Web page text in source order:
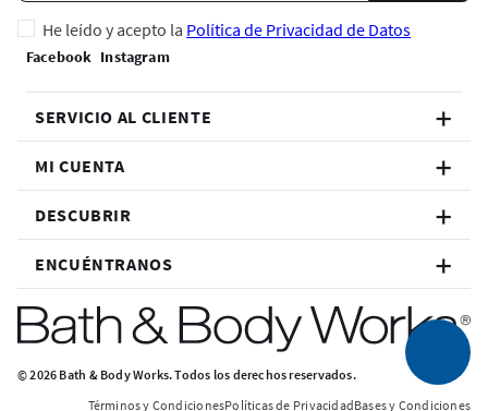
He leído y acepto la Política de Privacidad de Datos
SERVICIO AL CLIENTE
MI CUENTA
DESCUBRIR
ENCUÉNTRANOS
© 2026 Bath & Body Works. Todos los derechos reservados.
Términos y CondicionesPolíticas de PrivacidadBases y Condiciones